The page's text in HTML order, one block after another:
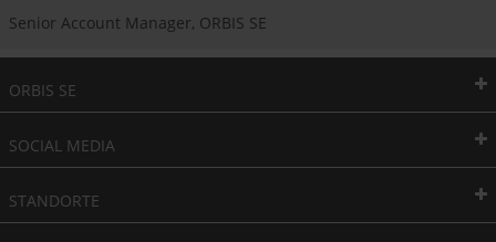
Senior Account Manager, ORBIS SE
ORBIS SE
SOCIAL MEDIA
STANDORTE